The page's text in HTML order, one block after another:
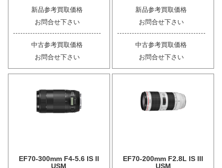
新品参考買取価格
お問合せ下さい
中古参考買取価格
お問合せ下さい
新品参考買取価格
お問合せ下さい
中古参考買取価格
お問合せ下さい
EF70-300mm F4-5.6 IS II
USM
EF70-200mm F2.8L IS III
USM